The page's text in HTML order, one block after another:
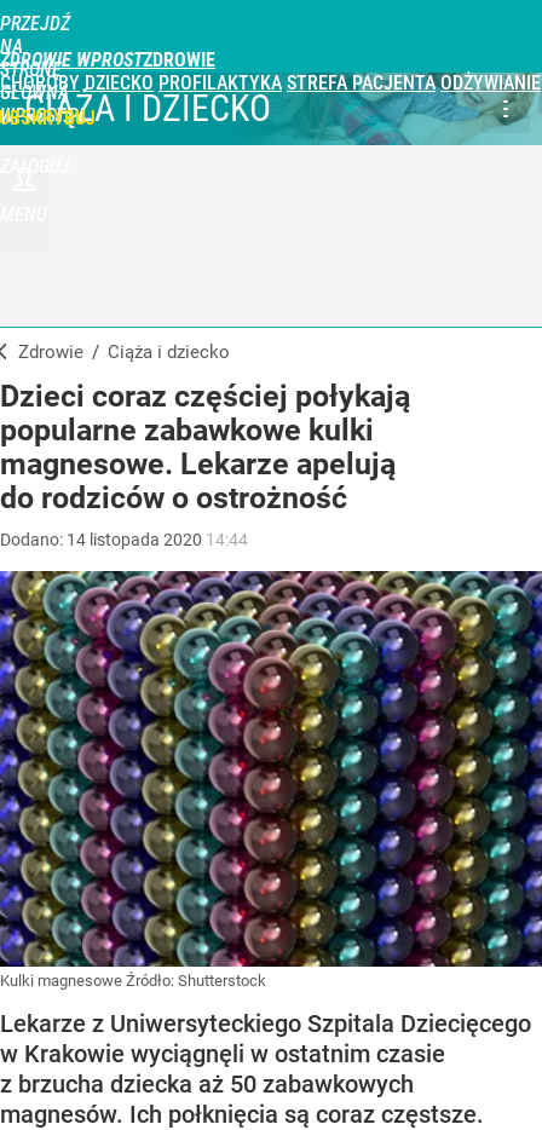
PRZEJDŹ
NA
STRONĘ
GŁÓWNĄ
WPROST.PL
ZDROWIE WPROST
CHOROBY DZIECKO PROFILAKTYKA STREFA PACJENTA ODŻYWIANIE
CIĄŻA I DZIECKO
Zdrowie / Ciąża i dziecko
Dzieci coraz częściej połykają
popularne zabawkowe kulki
magnesowe. Lekarze apelują
do rodziców o ostrożność
Dodano: 14 listopada 2020 14:44
Kulki magnesowe Źródło: Shutterstock
Lekarze z Uniwersyteckiego Szpitala Dziecięcego
w Krakowie wyciągnęli w ostatnim czasie
z brzucha dziecka aż 50 zabawkowych
magnesów. Ich połknięcia są coraz częstsze.